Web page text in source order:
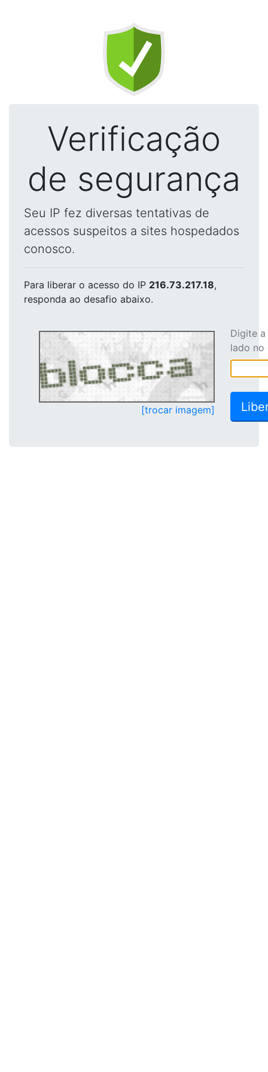
Verificação
de segurança
Seu IP fez diversas tentativas de
acessos suspeitos a sites hospedados
conosco.
Para liberar o acesso do IP 216.73.217.18,
responda ao desafio abaixo.
[trocar imagem]
Digite
lado no